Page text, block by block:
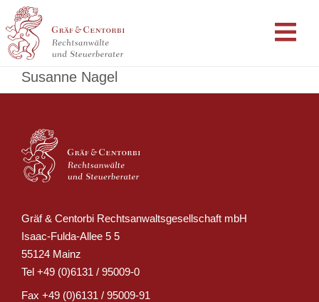
Susanne Nagel
Gräf & Centorbi Rechtsanwaltsgesellschaft mbH
Isaac-Fulda-Allee 5 5
55124 Mainz
Tel +49 (0)6131 / 95009-0
Fax +49 (0)6131 / 95009-91